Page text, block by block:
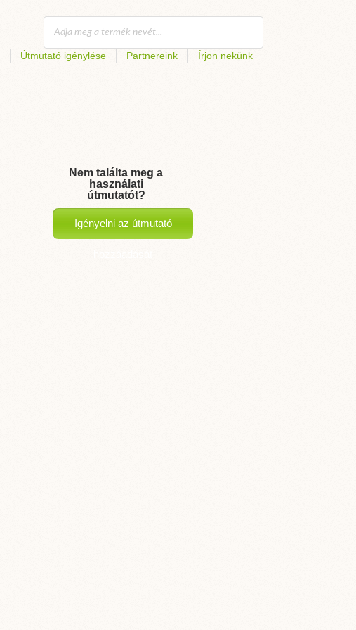
Útmutató igénylése Partnereink Írjon nekünk
Nem találta meg a
használati
útmutatót?
Igényelni az útmutató